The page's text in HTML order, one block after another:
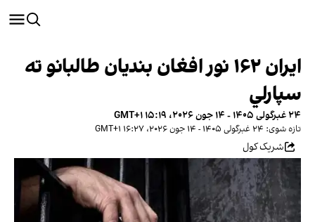
ایران ۱۶۲ نور افغان بندیان طالبانو ته
سپارلي
۲۴ غبرگولی ۱۴۰۵ - ۱۴ جون ۲۰۲۶، ۱۵:۱۹ GMT+۱
تازه شوی: ۲۴ غبرگولی ۱۴۰۵ - ۱۴ جون ۲۰۲۶، ۱۶:۲۷ GMT+۱
شریک کول